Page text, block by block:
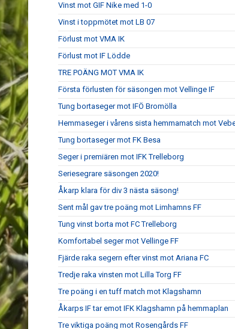
Vinst mot GIF Nike med 1-0
Vinst i toppmötet mot LB 07
Förlust mot VMA IK
Förlust mot IF Lödde
TRE POÄNG MOT VMA IK
Första förlusten för säsongen mot Vellinge IF
Tung bortaseger mot IFÖ Bromölla
Hemmaseger i vårens sista hemmamatch mot
Tung bortaseger mot FK Besa
Seger i premiären mot IFK Trelleborg
Seriesegrare säsongen 2020!
Åkarp klara för div 3 nästa säsong!
Sent mål gav tre poäng mot Limhamns FF
Tung vinst borta mot FC Trelleborg
Komfortabel seger mot Vellinge FF
Fjärde raka segern efter vinst mot Ariana FC
Tredje raka vinsten mot Lilla Torg FF
Tre poäng i en tuff match mot Klagshamn
Åkarps IF tar emot IFK Klagshamn på hemmaplan
Tre viktiga poäng mot Rosengårds FF